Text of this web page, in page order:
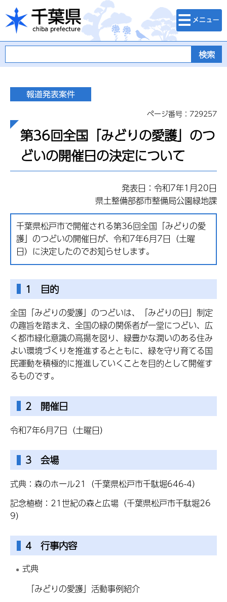
千葉県
検索・メニュ
ー
ページ番号：729257
第36回全国「みどりの愛護」のつ
どいの開催日の決定について
発表日：令和7年1月20日
県土整備部都市整備局公園緑地課
千葉県松戸市で開催される第36回全国「みどりの愛
護」のつどいの開催日が、令和7年6月7日（土曜
日）に決定したのでお知らせします。
1 目的
全国「みどりの愛護」のつどいは、「みどりの日」制定
の趣旨を踏まえ、全国の緑の関係者が一堂につどい、広
く都市緑化意識の高揚を図り、緑豊かな潤いのある住み
よい環境づくりを推進するとともに、緑を守り育てる国
民運動を積極的に推進していくことを目的として開催す
るものです。
2 開催日
令和7年6月7日（土曜日）
3 会場
式典：森のホール21（千葉県松戸市千駄堀646-4）
記念植樹：21世紀の森と広場（千葉県松戸市千駄堀26
9）
4 行事内容
式典
「みどりの愛護」活動事例紹介